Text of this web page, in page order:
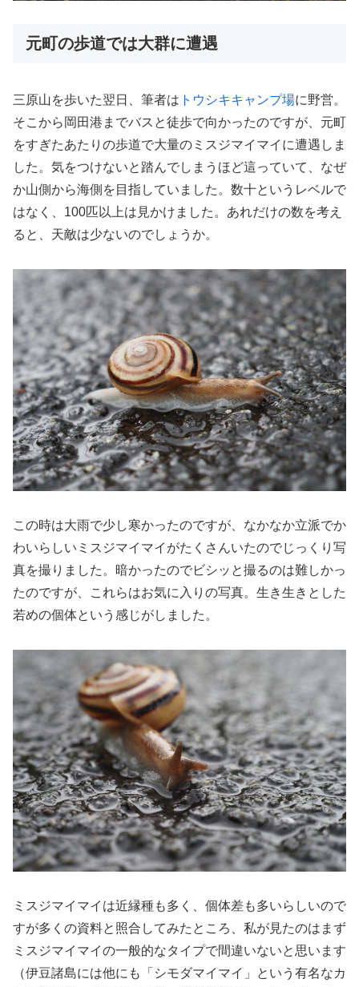
元町の歩道では大群に遭遇
三原山を歩いた翌日、筆者は トウシキキャンプ場に野営。
そこから岡田港までバスと徒歩で向かったのですが、元町
をすぎたあたりの歩道で大量のミスジマイマイに遭遇しま
した。気をつけないと踏んでしまうほど這っていて、なぜ
か山側から海側を目指していました。数十というレベルで
はなく、100匹以上は見かけました。あれだけの数を考え
ると、天敵は少ないのでしょうか。
この時は大雨で少し寒かったのですが、なかなか立派でか
わいらしいミスジマイマイがたくさんいたのでじっくり写
真を撮りました。暗かったのでビシッと撮るのは難しかっ
たのですが、これらはお気に入りの写真。生き生きとした
若めの個体という感じがしました。
ミスジマイマイは近縁種も多く、個体差も多いらしいので
すが多くの資料と照合してみたところ、私が見たのはまず
ミスジマイマイの一般的なタイプで間違いないと思います
（伊豆諸島には他にも「シモダマイマイ」という有名なカ